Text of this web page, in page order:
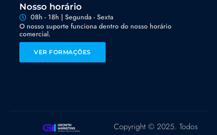
Nosso horário
08h - 18h | Segunda - Sexta
O nosso suporte funciona dentro do nosso horário
comercial.
VER FORMAÇÕES
Copyright © 2025. Todos